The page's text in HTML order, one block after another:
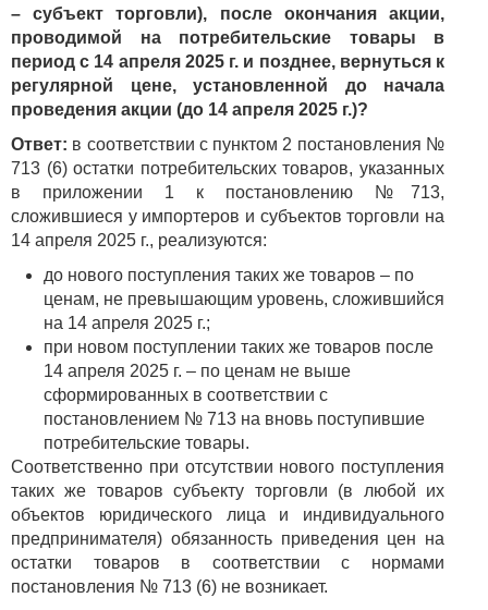
– субъект торговли), после окончания акции,
проводимой на потребительские товары в
период с 14 апреля 2025 г. и позднее, вернуться к
регулярной цене, установленной до начала
проведения акции (до 14 апреля 2025 г.)?
Ответ: в соответствии с пунктом 2 постановления №
713 (6) остатки потребительских товаров, указанных
в приложении 1 к постановлению №713,
сложившиеся у импортеров и субъектов торговли на
14 апреля 2025 г., реализуются:
до нового поступления таких же товаров – по
ценам, не превышающим уровень, сложившийся
на 14 апреля 2025 г.;
при новом поступлении таких же товаров после
14 апреля 2025 г. – по ценам не выше
сформированных в соответствии с
постановлением № 713 на вновь поступившие
потребительские товары.
Соответственно при отсутствии нового поступления
таких же товаров субъекту торговли (в любой их
объектов юридического лица и индивидуального
предпринимателя) обязанность приведения цен на
остатки товаров в соответствии с нормами
постановления № 713 (6) не возникает.